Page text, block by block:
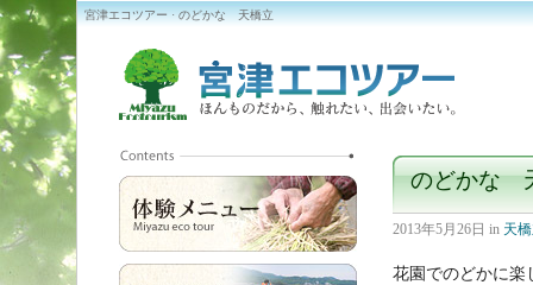
宮津エコツアー · のどかな 天橋立
のどかな
2013年5月26日 in 天
花園でのどかに楽